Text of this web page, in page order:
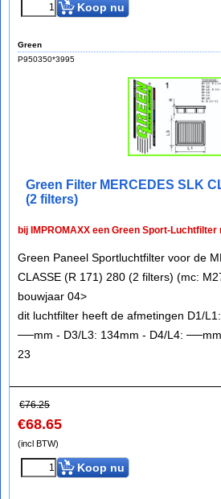
Koop nu
Green
P950350*3995
Green Filter MERCEDES SLK
(2 filters)
bij IMPROMAXX een Green Sport-
Green Paneel Sportluchtfilter voor de
CLASSE (R 171) 280 (2 filters) (mc:
bouwjaar 04>
dit luchtfilter heeft de afmetingen D1/
──mm - D3/L3: 134mm - D4/L4:
23
€76.25
€68.65
(incl BTW)
Koop nu